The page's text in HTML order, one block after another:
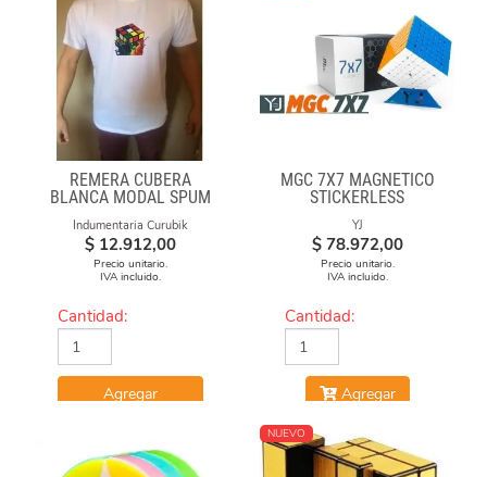
REMERA CUBERA
BLANCA MODAL SPUM
CUBO FUEGO
Indumentaria Curubik
$ 12.912,00
Precio unitario.
IVA incluido.
Cantidad:
Agregar
MGC 7X7 MAGNÉTICO
STICKERLESS
YJ
$ 78.972,00
Precio unitario.
IVA incluido.
Cantidad:
Agregar
NUEVO